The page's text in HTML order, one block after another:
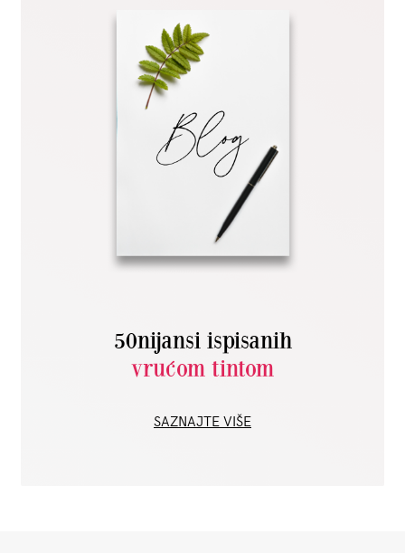
50nijansi ispisanih
vrućom tintom
SAZNAJTE VIŠE